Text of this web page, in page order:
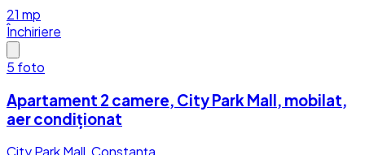
21 mp
Închiriere
5 foto
Apartament 2 camere, City Park Mall, mobilat,
aer condiționat